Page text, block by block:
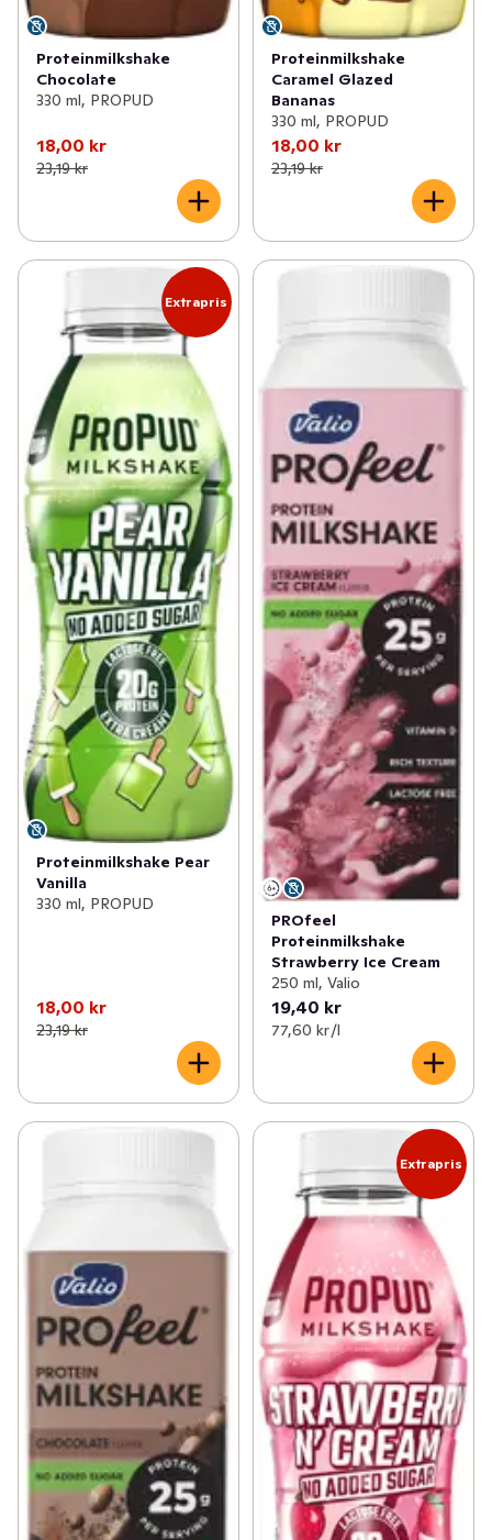
Proteinmilkshake
Chocolate
330 ml, PROPUD
18,00 kr
23,19 kr
Proteinmilkshake
Caramel Glazed
Bananas
330 ml, PROPUD
18,00 kr
23,19 kr
Extrapris
Proteinmilkshake Pear
Vanilla
330 ml, PROPUD
18,00 kr
23,19 kr
PROfeel
Proteinmilkshake
Strawberry Ice Cream
250 ml, Valio
19,40 kr
77,60 kr /l
Extrapris